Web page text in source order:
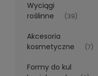
Wyciągi
roślinne
(39)
Akcesoria
kosmetyczne
(7)
Formy do kul